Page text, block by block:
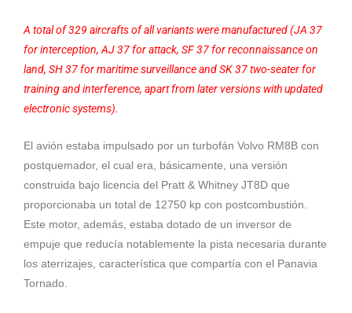
A total of 329 aircrafts of all variants were manufactured (JA 37
for interception, AJ 37 for attack, SF 37 for reconnaissance on
land, SH 37 for maritime surveillance and SK 37 two-seater for
training and interference, apart from later versions with updated
electronic systems).
El avión estaba impulsado por un turbofán Volvo RM8B con
postquemador, el cual era, básicamente, una versión
construida bajo licencia del Pratt & Whitney JT8D que
proporcionaba un total de 12750 kp con postcombustión.
Este motor, además, estaba dotado de un inversor de
empuje que reducía notablemente la pista necesaria durante
los aterrizajes, característica que compartía con el Panavia
Tornado.